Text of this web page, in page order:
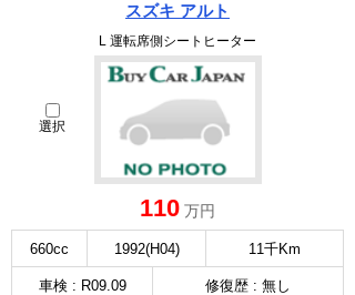
スズキ アルト
L 運転席側シートヒーター
選択
110 万円
660cc 1992(H04) 11千Km
車検 : R09.09 修復歴 : 無し